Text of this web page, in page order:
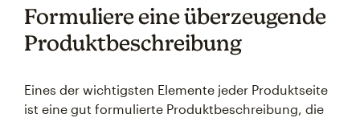
Formuliere eine überzeugende
Produktbeschreibung
Eines der wichtigsten Elemente jeder Produktseite
ist eine gut formulierte Produktbeschreibung, die